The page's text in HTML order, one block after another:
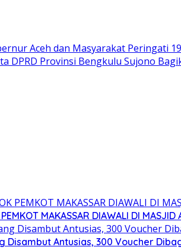
Aceh dan Masyarakat Peringati
DPRD Provinsi Bengkulu Sujono
MAKASSAR DIAWALI DI
Disambut Antusias, 300 Voucher